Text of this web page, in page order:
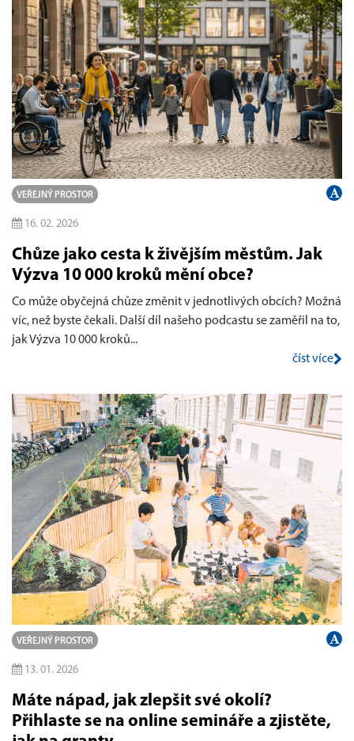
VEŘEJNÝ PROSTOR
16. 02. 2026
Chůze jako cesta k živějším městům. Jak
Výzva 10 000 kroků mění obce?
Co může obyčejná chůze změnit v jednotlivých obcích? Možná
víc, než byste čekali. Další díl našeho podcastu se zaměřil na to,
jak Výzva 10 000 kroků...
číst více
VEŘEJNÝ PROSTOR
13. 01. 2026
Máte nápad, jak zlepšit své okolí?
Přihlaste se na online semináře a zjistěte,